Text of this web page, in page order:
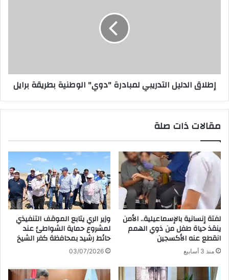
إطلاق الدليل التدريبي لمبادرة "دوي" الوطنية بطريقة برايل
مقالات ذات صلة
لفتة إنسانية بالإسماعيلية.. الأمن
ينقذ حياة طفل من ذوي الهمم
انقطع عنه الأكسجين
منذ 3 أسابيع
وزير الري يتابع الموقف التنفيذي
لمشروع حماية الشواطئ عند
حائط رشيد بمحافظة كفر الشيخ
03/07/2026